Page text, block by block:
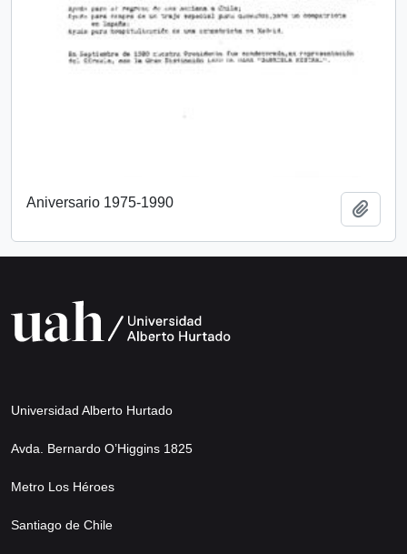
Aniversario 1975-1990
Universidad Alberto Hurtado
Avda. Bernardo O’Higgins 1825
Metro Los Héroes
Santiago de Chile